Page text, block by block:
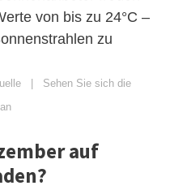
von bis zu 24°C –
zu
Sehen Sie sich die
auf